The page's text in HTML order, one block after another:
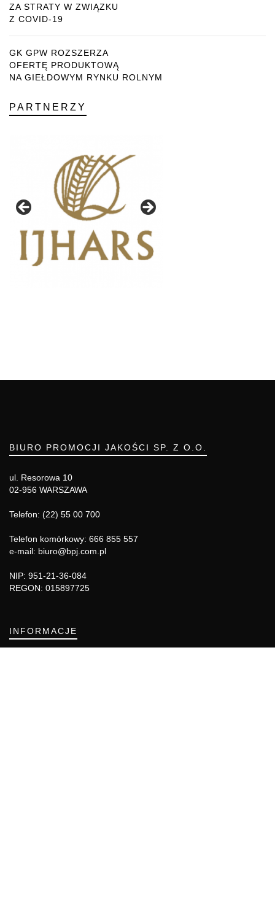
ZA STRATY W ZWIĄZKU
Z COVID-19
GK GPW ROZSZERZA
OFERTĘ PRODUKTOWĄ
NA GIEŁDOWYM RYNKU ROLNYM
PARTNERZY
BIURO PROMOCJI JAKOŚCI SP. Z O.O.
ul. Resorowa 10
02-956 WARSZAWA
Telefon: (22) 55 00 700
Telefon komórkowy: 666 855 557
e-mail: biuro@bpj.com.pl
NIP: 951-21-36-084
REGON: 015897725
INFORMACJE